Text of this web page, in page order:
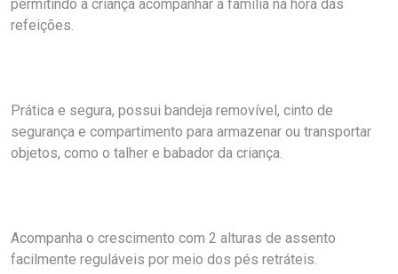
permitindo à criança acompanhar a família na hora das
refeições.
Prática e segura, possui bandeja removível, cinto de
segurança e compartimento para armazenar ou transportar
objetos, como o talher e babador da criança.
Acompanha o crescimento com 2 alturas de assento
facilmente reguláveis por meio dos pés retráteis.